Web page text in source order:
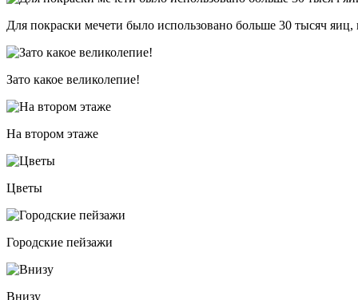
Для покраски мечети было использовано больше 30 тысяч яиц,
Зато какое великолепие!
На втором этаже
Цветы
Городские пейзажи
Внизу